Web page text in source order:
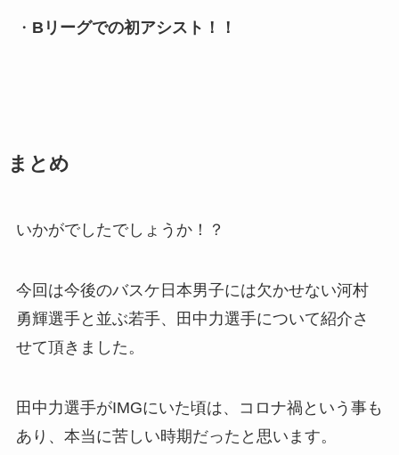
・ Bリーグでの初アシスト！！
まとめ
いかがでしたでしょうか！？
今回は今後のバスケ日本男子には欠かせない河村
勇輝選手と並ぶ若手、田中力選手について紹介さ
せて頂きました。
田中力選手がIMGにいた頃は、コロナ禍という事も
あり、本当に苦しい時期だったと思います。